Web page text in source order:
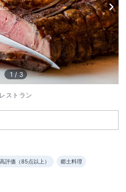
ージの一部トイレが利用いただけませ
び、アロマセラピーサロンの営業開始時
～17：00の間となります。
自家発電機によりフロントシステムを
りご案内が可能でございます。
イン時間変更のお知らせ＞
約款」の一部改定を実施いたします。
きましても下記の通り変更させていた
8月31日（日）まで
1 /3
レストラン
評価（85点以上） 郷土料理